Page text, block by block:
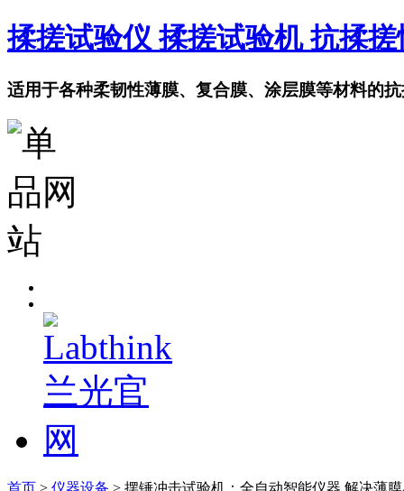
揉搓试验仪 揉搓试验机 抗揉
适用于各种柔韧性薄膜、复合膜、涂层膜等材料的
首页 > 仪器设备 > 摆锤冲击试验机：全自动智能仪器 解决薄